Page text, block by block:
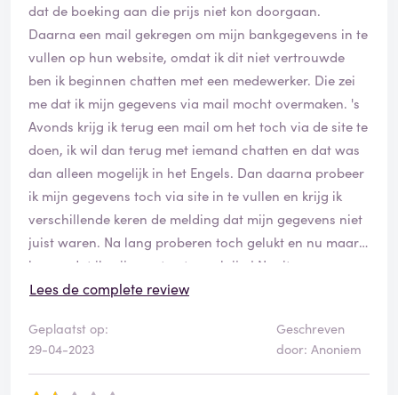
dat de boeking aan die prijs niet kon doorgaan.
Daarna een mail gekregen om mijn bankgegevens in te
vullen op hun website, omdat ik dit niet vertrouwde
ben ik beginnen chatten met een medewerker. Die zei
me dat ik mijn gegevens via mail mocht overmaken. 's
Avonds krijg ik terug een mail om het toch via de site te
doen, ik wil dan terug met iemand chatten en dat was
dan alleen mogelijk in het Engels. Dan daarna probeer
ik mijn gegevens toch via site in te vullen en krijg ik
verschillende keren de melding dat mijn gegevens niet
juist waren. Na lang proberen toch gelukt en nu maar
hopen dat ik mijn centen terug krijg ! Nooit meer
boeken via cheaptickets !
Lees de complete review
Geplaatst op:
29-04-2023
Geschreven
door: Anoniem